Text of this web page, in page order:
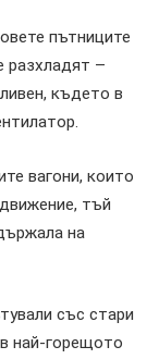
пътниците
разхладят –
където в
вагони, които
тъй
на
със стари
най-горещото